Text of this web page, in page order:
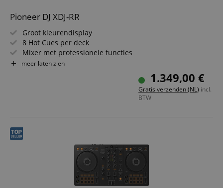
Pioneer DJ XDJ-RR
Groot kleurendisplay
8 Hot Cues per deck
Mixer met professionele functies
Ondersteunt tot 2 USB-opslagapparaten
meer laten zien
1.349,00 €
Gratis verzenden (NL) incl.
BTW